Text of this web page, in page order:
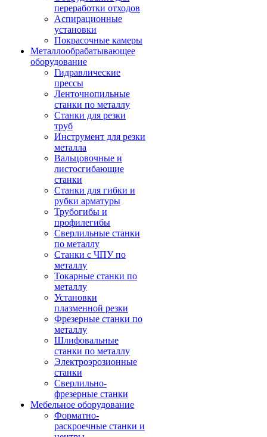
переработки отходов
Аспирационные
установки
Покрасочные камеры
Металлообрабатывающее
оборудование
Гидравлические
прессы
Ленточнопильные
станки по металлу
Станки для резки
труб
Инструмент для резки
металла
Вальцовочные и
листосгибающие
станки
Станки для гибки и
рубки арматуры
Трубогибы и
профилегибы
Сверлильные станки
по металлу
Станки с ЧПУ по
металлу
Токарные станки по
металлу
Установки
плазменной резки
Фрезерные станки по
металлу
Шлифовальные
станки по металлу
Электроэрозионные
станки
Сверлильно-
фрезерные станки
Мебельное оборудование
Форматно-
раскроечные станки и